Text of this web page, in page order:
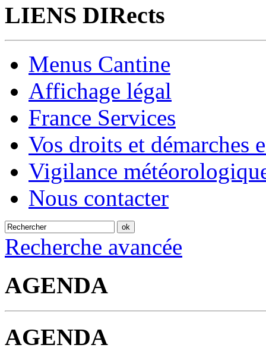
LIENS DIRects
Menus Cantine
Affichage légal
France Services
Vos droits et démarches
Vigilance
Nous contacter
Recherche avancée
AGENDA
AGENDA